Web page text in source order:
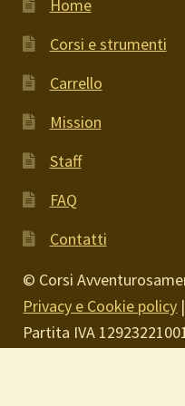
Home
Corsi e strumenti
Carrello
Mission
Staff
FAQ
Contatti
© Corsi
Privacy e Cookie policy |
Partita IVA